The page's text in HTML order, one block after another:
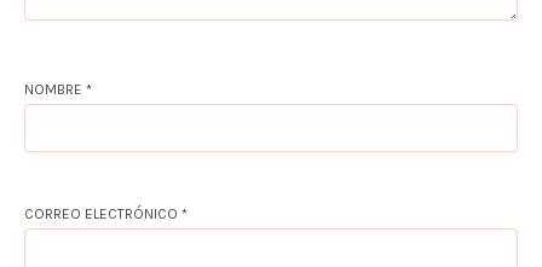
NOMBRE *
CORREO ELECTRÓNICO *